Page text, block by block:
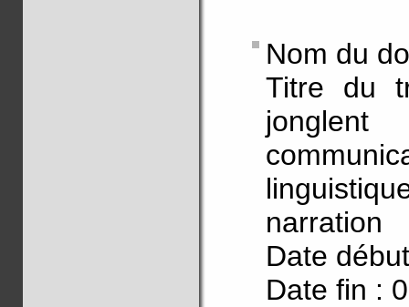
Nom du
Titre du
narration
Date
Date fin :